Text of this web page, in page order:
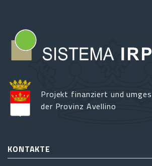
Projekt finanziert und
der Provinz Avellino
KONTAKTE